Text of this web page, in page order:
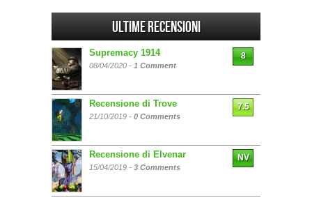
Ultime Recensioni
Supremacy 1914
08/04/2020 - 1 Comment
8
Recensione di Trove
21/10/2019 - 0 Comments
7.5
Recensione di Elvenar
15/04/2019 - 3 Comments
NV